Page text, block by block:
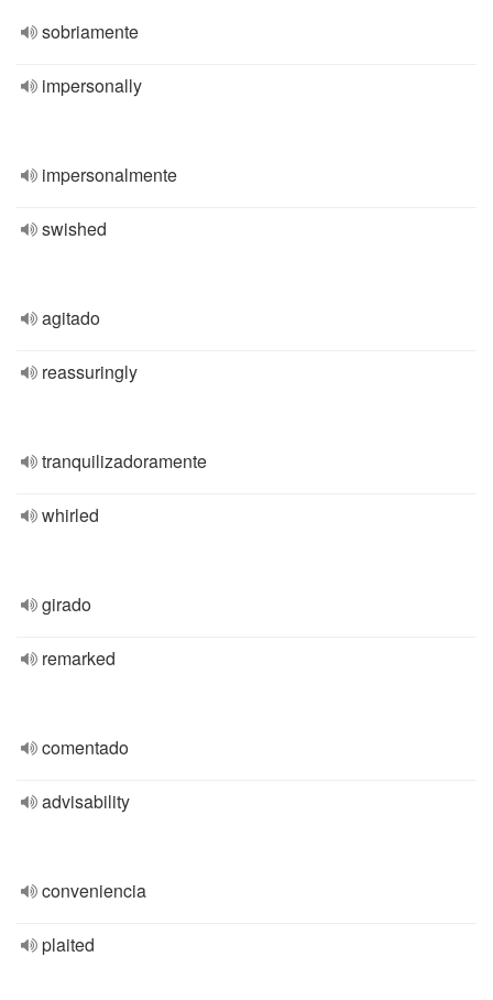
sobriamente
impersonally
impersonalmente
swished
agitado
reassuringly
tranquilizadoramente
whirled
girado
remarked
comentado
advisability
conveniencia
plaited